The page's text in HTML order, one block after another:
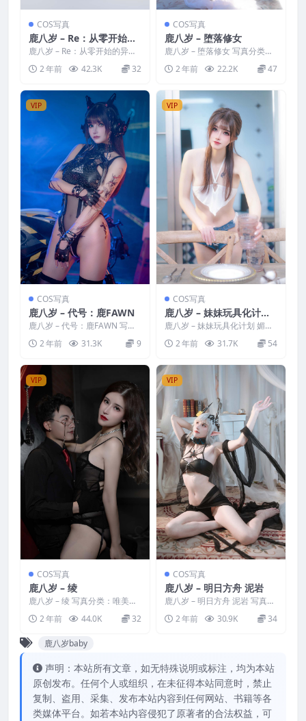
COS写真
鹿八岁 – Re：从零开始的
异世界生活 蕾姆
鹿八岁 – Re：从零开始的异世
界生活 蕾姆 写真分类：唯美，
参与模特：鹿八岁 ...
2 年前 42.3K 32
COS写真
鹿八岁 – 堕落修女
鹿八岁 – 堕落修女 写真分类：
唯美，参与模特：鹿八岁 [资源
大小]：[61P／...
2 年前 22.2K 47
VIP
COS写真
鹿八岁 – 代号：鹿FAWN
鹿八岁 – 代号：鹿FAWN 写真
分类：唯美，参与模特：鹿八
岁 [资源大小]：[...
2 年前 31.3K 9
VIP
COS写真
鹿八岁 – 妹妹玩具化计划
媚药篇
鹿八岁 – 妹妹玩具化计划 媚药
篇 写真分类：唯美，参与模
特：鹿八岁 [资源大小...
2 年前 31.7K 54
VIP
COS写真
鹿八岁 – 绫
鹿八岁 – 绫 写真分类：唯美，
小]：[17P／485...
2 年前 44.0K 32
VIP
COS写真
鹿八岁 – 明日方舟 泥岩
鹿八岁 – 明日方舟 泥岩 写真分
类：唯美，参与模特：鹿八岁
[资源大小]：[1...
2 年前 30.9K 34
鹿八岁baby
声明：本站所有文章，如无特殊说明或标注，均为本站
原创发布。任何个人或组织，在未征得本站同意时，禁止
复制、盗用、采集、发布本站内容到任何网站、书籍等各
类媒体平台。如若本站内容侵犯了原著者的合法权益，可